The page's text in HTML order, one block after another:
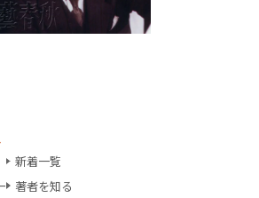
新着一覧
著者を知る